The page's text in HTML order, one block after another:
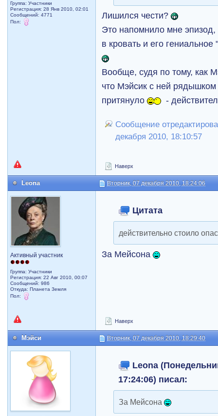
Группа: Участники
Регистрация: 28 Янв 2010, 02:01
Сообщений: 4771
Пол:
Лишился чести?
Это напомнило мне эпизод,
в кровать и его гениальное
Вообще, судя по тому, как
что Mэйсик с ней
притянуло
-
Сообщение
декабря 2010, 18:10:57
Наверх
Leona Вторник, 07 декабря 2010, 18:24:06
Активный участник
Группа: Участники
Регистрация: 22 Авг 2010, 00:07
Сообщений: 986
Откуда: Планета Земля
Пол:
Цитата
действительно стоило
За Мейсона
Наверх
Мэйси Вторник, 07 декабря 2010, 18:29:40
Leona
17:24:06) писал:
За Мейсона